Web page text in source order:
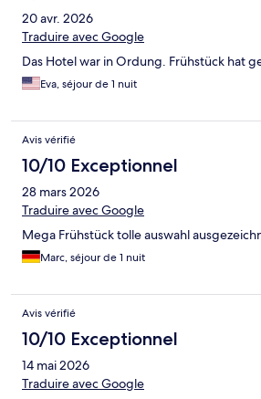
20 avr. 2026
Traduire avec Google
Das Hotel war in Ordung. Frühstück hat
Eva, séjour de 1 nuit
Avis vérifié
10/10 Exceptionnel
28 mars 2026
Traduire avec Google
Mega Frühstück tolle auswahl
Marc, séjour de 1 nuit
Avis vérifié
10/10 Exceptionnel
14 mai 2026
Traduire avec Google